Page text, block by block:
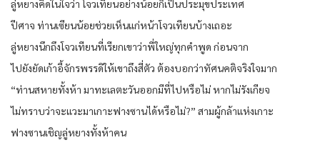
ลู่หยางคิดในใจว่า โจวเทียนอย่างน้อยก็เป็นประมุขประเทศ
ปีศาจ ท่านเซียนน้อยช่วยเห็นแก่หน้าโจวเทียนบ้างเถอะ
ลู่หยางนึกถึงโจวเทียนที่เรียกเขาว่าพี่ใหญ่ทุกคำพูด ก่อนจาก
ไปยังยัดเก้าอี้จักรพรรดิให้เขาถึงสี่ตัว ต้องบอกว่าทัศนคติจริงใจมาก
“ท่านสหายทั้งห้า มาทะเลตะวันออกมีที่ไปหรือไม่ หากไม่รังเกียจ
ไม่ทราบว่าจะแวะมาเกาะฟางซานได้หรือไม่?” สามผู้กล้าแห่งเกาะ
ฟางซานเชิญลู่หยางทั้งห้าคน